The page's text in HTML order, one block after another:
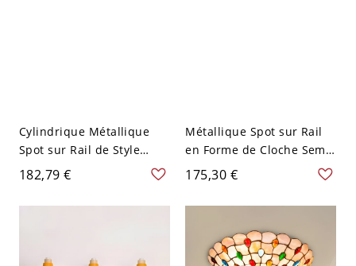
Cylindrique Métallique
Spot sur Rail de Style
Contemporain Semi-
Plafonnier pour Galerie -
110 V-120 V 3 Jaune
182,79 €
Métallique Spot sur Rail
en Forme de Cloche Semi-
Plafonnier Modernisme
avec Détail en Bois - 110
V-120 V 3 Jaune
175,30 €